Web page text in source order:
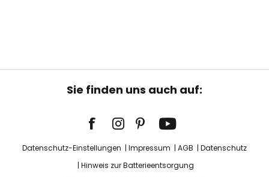
Sie finden uns auch auf:
Datenschutz-Einstellungen Impressum AGB
Datenschutz
Hinweis zur Batterieentsorgung